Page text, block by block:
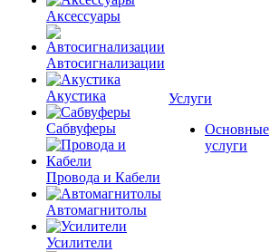
Аксессуары
Автосигнализации
Акустика
Сабвуферы
Провода и Кабели
Автомагнитолы
Усилители
Услуги
Основные
услуги